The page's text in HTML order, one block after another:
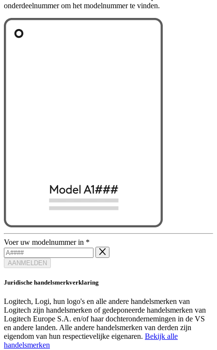
onderdeelnummer om het modelnummer te vinden.
Voer uw modelnummer in *
AANMELDEN
Juridische handelsmerkverklaring
Logitech, Logi, hun logo's en alle andere handelsmerken van
Logitech zijn handelsmerken of gedeponeerde handelsmerken van
Logitech Europe S.A. en/of haar dochterondernemingen in de VS
en andere landen. Alle andere handelsmerken van derden zijn
eigendom van hun respectievelijke eigenaren. Bekijk alle
handelsmerken